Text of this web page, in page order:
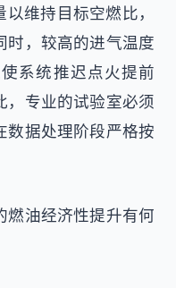
维持目标空燃比，
时，较高的进气温度
系统推迟点火提前
，专业的试验室必须
数据处理阶段严格按
燃油经济性提升有何